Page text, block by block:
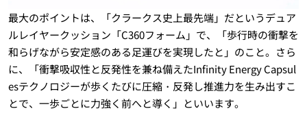
最大のポイントは、「クラークス史上最先端」だというデュア
ルレイヤークッション「C360フォーム」で、「歩行時の衝撃を
和らげながら安定感のある足運びを実現したと」のこと。さら
に、「衝撃吸収性と反発性を兼ね備えたInfinity Energy Capsul
esテクノロジーが歩くたびに圧縮・反発し推進力を生み出すこ
とで、一歩ごとに力強く前へと導く」といいます。